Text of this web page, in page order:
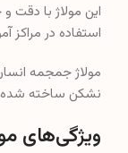
این مولاژ با دقت
استفاده در مراکز
نشکن ساخته
ویژگی‌های